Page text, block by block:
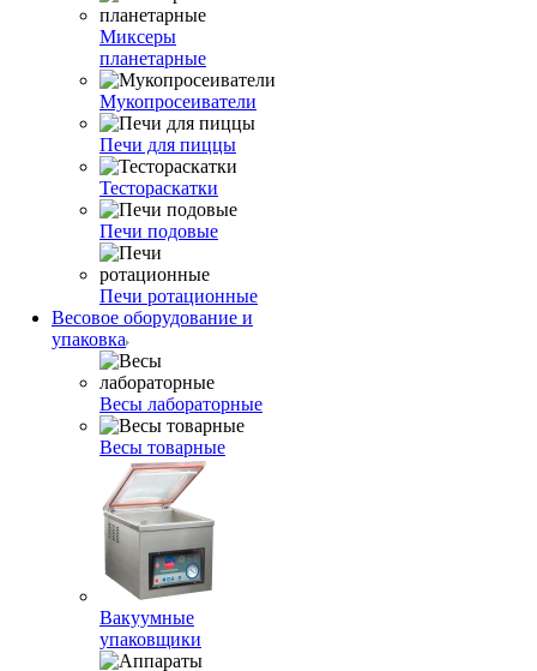
Миксеры
планетарные
Мукопросеиватели
Печи для пиццы
Тестораскатки
Печи подовые
Печи ротационные
Весовое оборудование и
упаковка
Весы лабораторные
Весы товарные
Вакуумные
упаковщики